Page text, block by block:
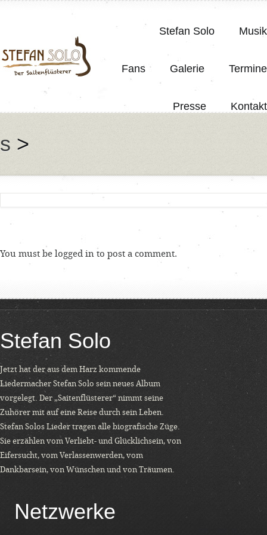
Stefan Solo Musik
Fans Galerie Termine
Presse Kontakt
>
You must be logged in to post a comment.
Stefan Solo
Jetzt hat der aus dem Harz kommende
Liedermacher Stefan Solo sein neues Album
vorgelegt. Der „Saitenflüsterer“ nimmt seine
Zuhörer mit auf eine Reise durch sein Leben.
Stefan Solos Lieder tragen alle biografische Züge.
Sie erzählen vom Verliebt- und Glücklichsein, von
Eifersucht, vom Verlassenwerden, vom
Dankbarsein, von Wünschen und von Träumen.
Netzwerke